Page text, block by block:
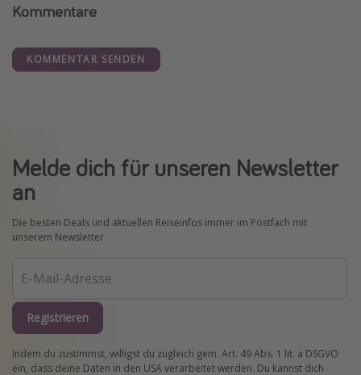
Kommentare
KOMMENTAR SENDEN
Melde dich für unseren Newsletter
an
Die besten Deals und aktuellen Reiseinfos immer im Postfach mit
unserem Newsletter
Registrieren
Indem du zustimmst, willigst du zugleich gem. Art. 49 Abs. 1 lit. a DSGVO
ein, dass deine Daten in den USA verarbeitet werden. Du kannst dich